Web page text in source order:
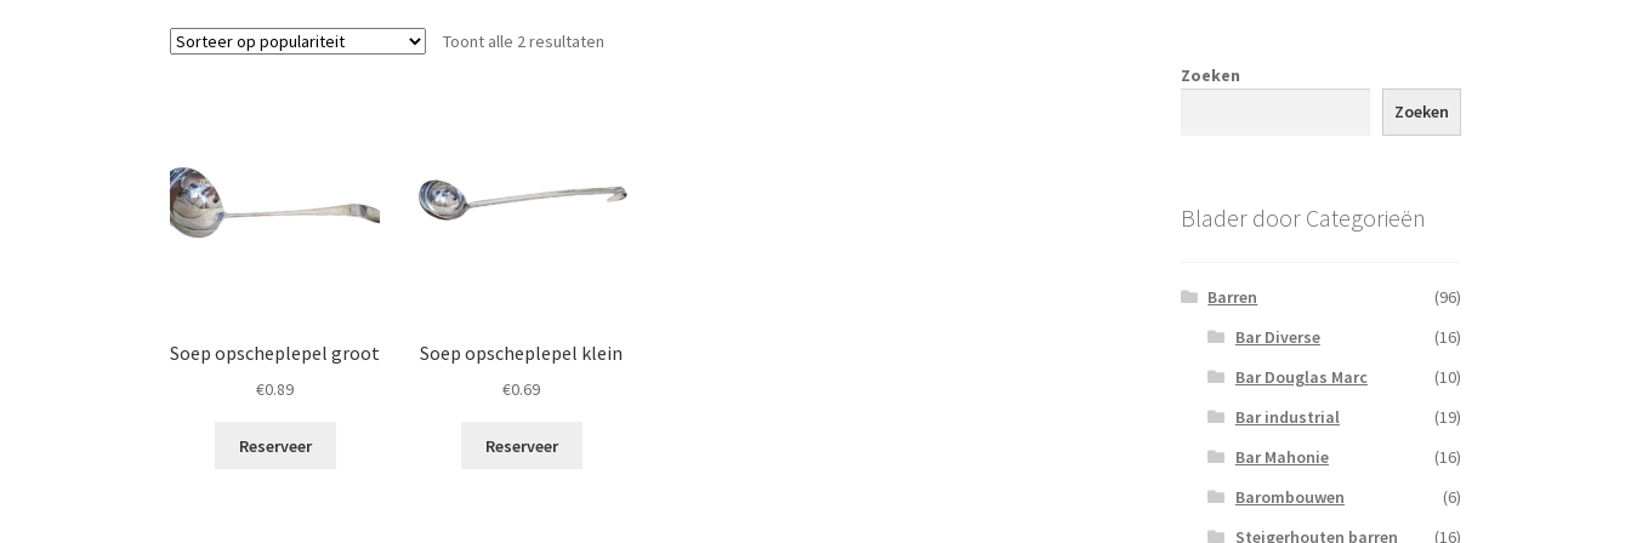
Toont alle 2 resultaten
Soep opscheplepel groot
€0.89
Reserveer
Soep opscheplepel klein
€0.69
Reserveer
Zoeken
Zoeken
Blader door Categorieën
Barren
(96)
Bar Diverse
(16)
Bar Douglas Marc
(10)
Bar industrial
(19)
Bar Mahonie
(16)
Barombouwen
(6)
Steigerhouten barren
(16)